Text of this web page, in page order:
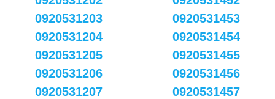
0920531203
0920531204
0920531205
0920531206
0920531207
0920531453
0920531454
0920531455
0920531456
0920531457